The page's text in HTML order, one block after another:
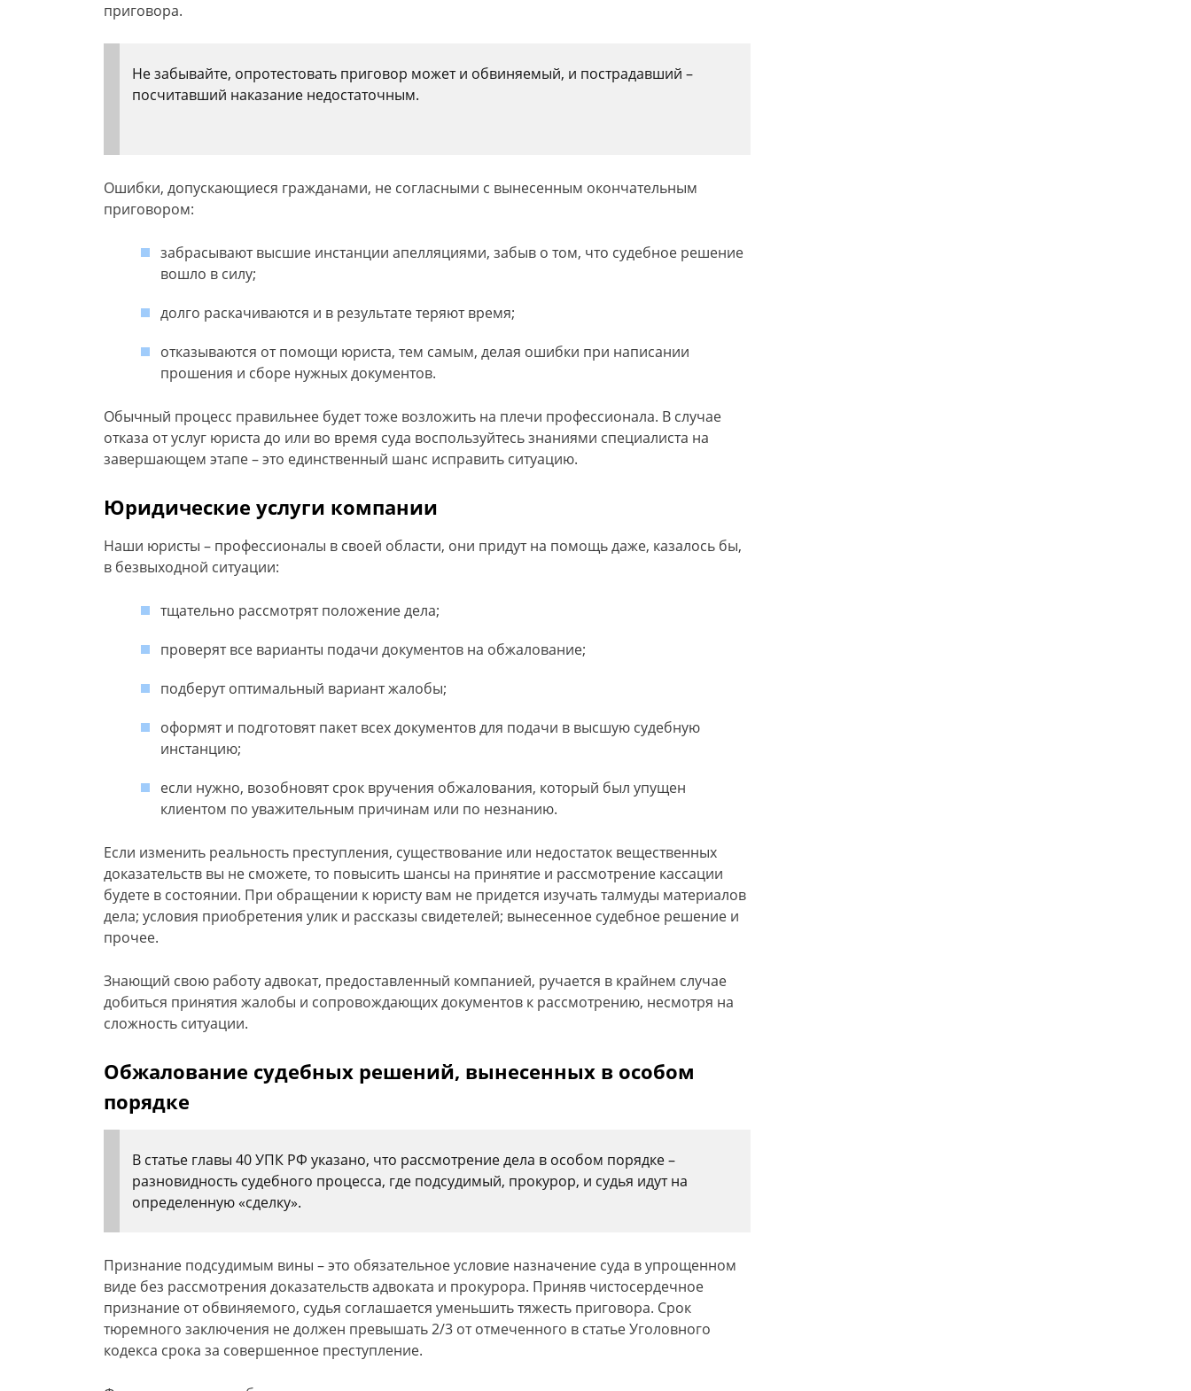
приговора.
Не забывайте, опротестовать приговор может и обвиняемый, и пострадавший –
посчитавший наказание недостаточным.
Ошибки, допускающиеся гражданами, не согласными с вынесенным окончательным
приговором:
забрасывают высшие инстанции апелляциями, забыв о том, что судебное решение
вошло в силу;
долго раскачиваются и в результате теряют время;
отказываются от помощи юриста, тем самым, делая ошибки при написании
прошения и сборе нужных документов.
Обычный процесс правильнее будет тоже возложить на плечи профессионала. В случае
отказа от услуг юриста до или во время суда воспользуйтесь знаниями специалиста на
завершающем этапе – это единственный шанс исправить ситуацию.
Юридические услуги компании
Наши юристы – профессионалы в своей области, они придут на помощь даже, казалось бы,
в безвыходной ситуации:
тщательно рассмотрят положение дела;
проверят все варианты подачи документов на обжалование;
подберут оптимальный вариант жалобы;
оформят и подготовят пакет всех документов для подачи в высшую судебную
инстанцию;
если нужно, возобновят срок вручения обжалования, который был упущен
клиентом по уважительным причинам или по незнанию.
Если изменить реальность преступления, существование или недостаток вещественных
доказательств вы не сможете, то повысить шансы на принятие и рассмотрение кассации
будете в состоянии. При обращении к юристу вам не придется изучать талмуды материалов
дела; условия приобретения улик и рассказы свидетелей; вынесенное судебное решение и
прочее.
Знающий свою работу адвокат, предоставленный компанией, ручается в крайнем случае
добиться принятия жалобы и сопровождающих документов к рассмотрению, несмотря на
сложность ситуации.
Обжалование судебных решений, вынесенных в особом
порядке
В статье главы 40 УПК РФ указано, что рассмотрение дела в особом порядке –
разновидность судебного процесса, где подсудимый, прокурор, и судья идут на
определенную «сделку».
Признание подсудимым вины – это обязательное условие назначение суда в упрощенном
виде без рассмотрения доказательств адвоката и прокурора. Приняв чистосердечное
признание от обвиняемого, судья соглашается уменьшить тяжесть приговора. Срок
тюремного заключения не должен превышать 2/3 от отмеченного в статье Уголовного
кодекса срока за совершенное преступление.